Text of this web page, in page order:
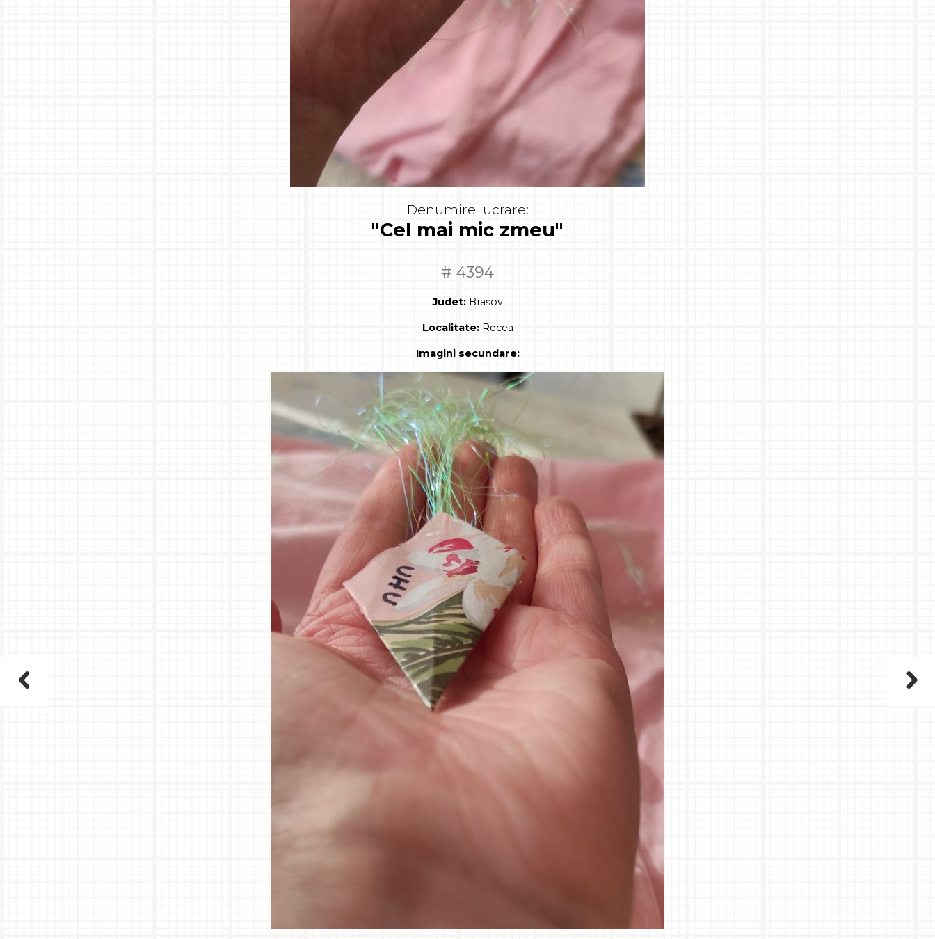
Denumire lucrare:
"Cel mai mic zmeu"
# 4394
Judet:Brașov
Localitate:Recea
Imagini secundare: